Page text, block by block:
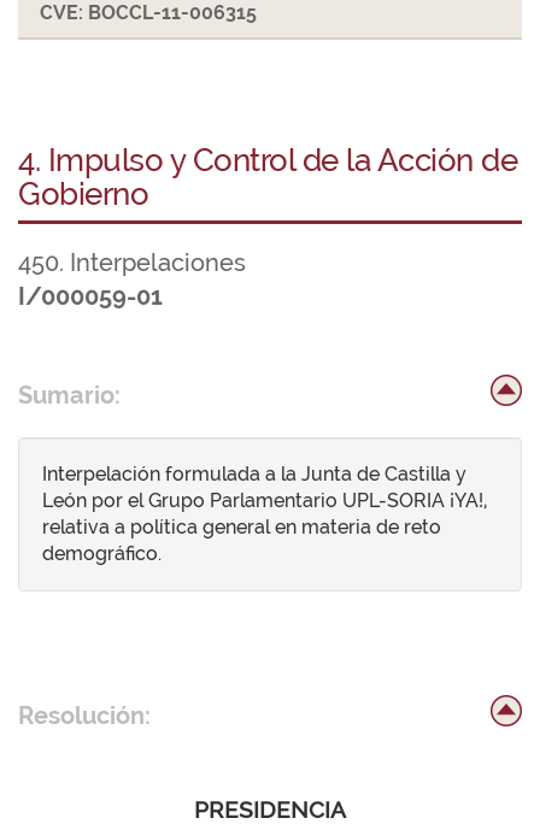
CVE: BOCCL-11-006315
4. Impulso y Control de la Acción de
Gobierno
450. Interpelaciones
I/000059-01
Sumario:
Interpelación formulada a la Junta de Castilla y
León por el Grupo Parlamentario UPL-SORIA ¡YA!,
relativa a política general en materia de reto
demográfico.
Resolución:
PRESIDENCIA